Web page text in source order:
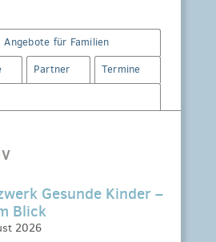
Angebote für Familien
Partner
Termine
Gesunde Kinder –
Blick
2026